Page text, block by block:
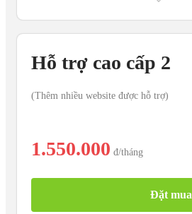
Hỗ trợ cao cấp 2
(Thêm nhiều website được hỗ trợ)
1.550.000 đ/tháng
Đặt mua